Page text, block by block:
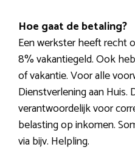
Hoe gaat de betaling?
Een werkster heeft recht
8% vakantiegeld. Ook
of vakantie. Voor alle
Dienstverlening aan Huis.
verantwoordelijk voor
belasting op inkomen.
via bijv. Helpling.